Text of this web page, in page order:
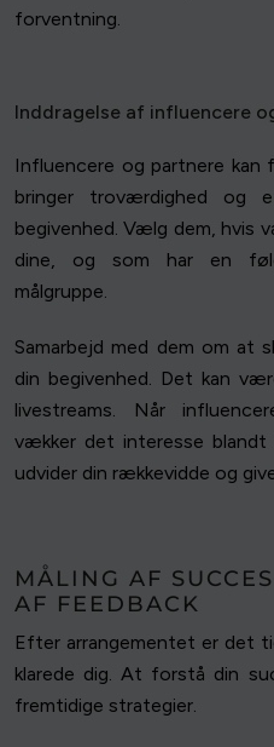
forventning.
Inddragelse af influencere
Influencere og partnere
bringer troværdighed og
begivenhed. Vælg dem, hvis
dine, og som har en
målgruppe.
Samarbejd med dem om at
din begivenhed. Det kan
livestreams. Når
vækker det interesse blandt
udvider din rækkevidde og
MÅLING AF
AF FEEDBACK
Efter arrangementet er det
klarede dig. At forstå din
fremtidige strategier.